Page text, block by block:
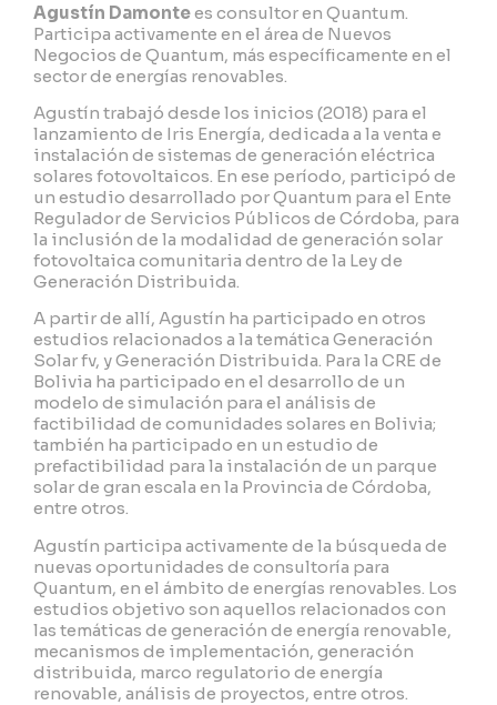
Agustín Damontees consultor en Quantum.
Participa activamente en el área de Nuevos
Negocios de Quantum, más específicamente en el
sector de energías renovables.
Agustín trabajó desde los inicios (2018) para el
lanzamiento de Iris Energía, dedicada a la venta e
instalación de sistemas de generación eléctrica
solares fotovoltaicos. En ese período, participó de
un estudio desarrollado por Quantum para el Ente
Regulador de Servicios Públicos de Córdoba, para
la inclusión de la modalidad de generación solar
fotovoltaica comunitaria dentro de la Ley de
Generación Distribuida.
A partir de allí, Agustín ha participado en otros
estudios relacionados a la temática Generación
Solar fv, y Generación Distribuida. Para la CRE de
Bolivia ha participado en el desarrollo de un
modelo de simulación para el análisis de
factibilidad de comunidades solares en Bolivia;
también ha participado en un estudio de
prefactibilidad para la instalación de un parque
solar de gran escala en la Provincia de Córdoba,
entre otros.
Agustín participa activamente de la búsqueda de
nuevas oportunidades de consultoría para
Quantum, en el ámbito de energías renovables. Los
estudios objetivo son aquellos relacionados con
las temáticas de generación de energía renovable,
mecanismos de implementación, generación
distribuida, marco regulatorio de energía
renovable, análisis de proyectos, entre otros.